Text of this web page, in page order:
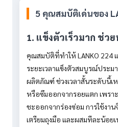
5 คุณสมบัติเด่นของ
1. แข็งตัวเร็วมาก ช่ว
คุณสมบัติที่ทำให้ LANKO 224
ระยะเวลาแข็งตัวสมบูรณ์ประม
ผลิตภัณฑ์ ช่วงเวลาสั้นระดับนี้เ
หรือซึมออกจากรอยแตก เพรา
ชะออกจากร่องซ่อม การใช้งาน
เตรียมถุงมือ และผสมทีละน้อย